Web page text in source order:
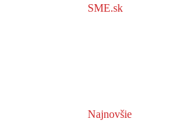
SME.sk
Najnovšie